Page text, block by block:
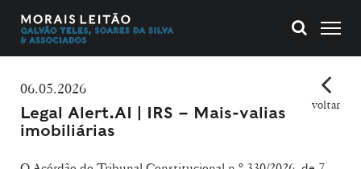
06.05.2026
Legal Alert.AI | IRS – Mais-valias
imobiliárias
voltar